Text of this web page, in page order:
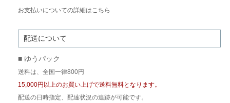
お支払いについての詳細はこちら
配送について
■ ゆうパック
送料は、全国一律800円
15,000円以上のお買い上げで送料無料となります。
配送の日時指定、配達状況の追跡が可能です。